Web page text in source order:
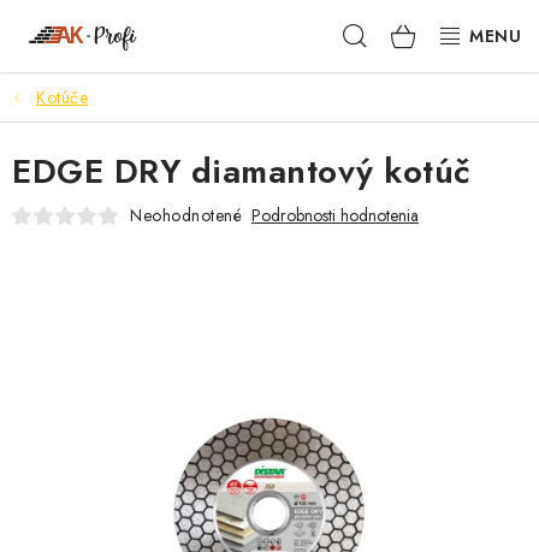
Hľadať
KOŠÍK
SIGMA
TENAX
VŠETKO ČO POTREBUJEŠ
Kotúče
EDGE DRY diamantový kotúč
Neohodnotené Podrobnosti hodnotenia